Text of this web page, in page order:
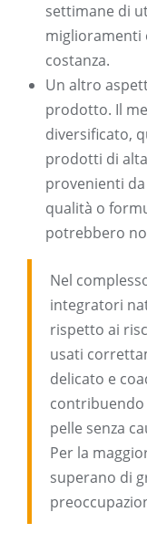
settimane di
miglioramenti
costanza.
Un altro
prodotto. Il
diversificato,
prodotti di
provenienti
qualità o
potrebbero
Nel
integratori
rispetto ai
usati
delicato e
contribuendo
pelle senza
Per la
superano di